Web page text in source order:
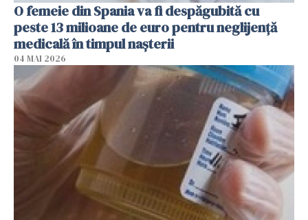
O femeie din Spania va fi despăgubită cu
peste 13 milioane de euro pentru neglijenţă
medicală în timpul naşterii
04 MAI 2026